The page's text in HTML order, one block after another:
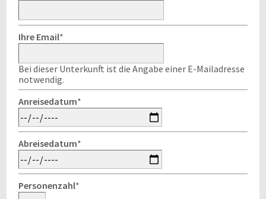
Ihre Email*
Bei dieser Unterkunft ist die Angabe einer E-Mailadresse
notwendig.
Anreisedatum*
Abreisedatum*
Personenzahl*